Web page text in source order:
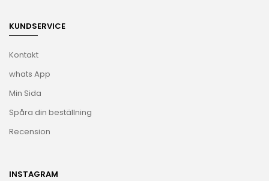
KUNDSERVICE
Kontakt
whats App
Min Sida
Spåra din beställning
Recension
INSTAGRAM